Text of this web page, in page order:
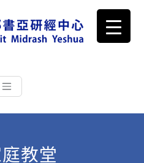
耶書亞研經中心
根源明白聖經，成為更好的門徒
教堂